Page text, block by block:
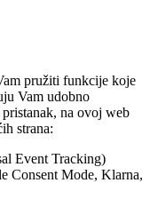
pružiti funkcije koje
Vam udobno
na ovoj web
strana:
Event Tracking)
Consent Mode, Klarna,